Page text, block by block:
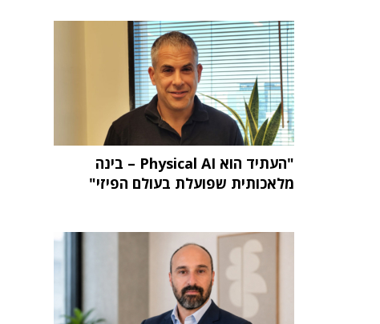
"העתיד הוא Physical AI – בינה
מלאכותית שפועלת בעולם הפיזי"